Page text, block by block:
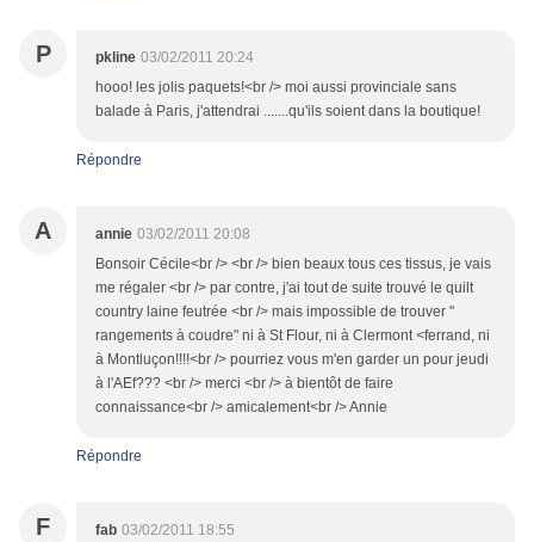
P pkline 03/02/2011 20:24
hooo! les jolis paquets!<br /> moi aussi provinciale sans
balade à Paris, j'attendrai .......qu'ils soient dans la boutique!
Répondre
A annie 03/02/2011 20:08
Bonsoir Cécile<br /> <br /> bien beaux tous ces tissus, je vais
me régaler <br /> par contre, j'ai tout de suite trouvé le quilt
country laine feutrée <br /> mais impossible de trouver "
rangements à coudre" ni à St Flour, ni à Clermont <ferrand, ni
à Montluçon!!!!<br /> pourriez vous m'en garder un pour jeudi
à l'AEf??? <br /> merci <br /> à bientôt de faire
connaissance<br /> amicalement<br /> Annie
Répondre
F fab 03/02/2011 18:55